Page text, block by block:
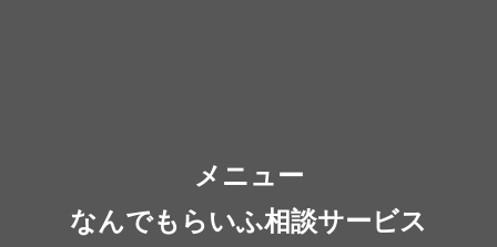
メニュー
なんでもらいふ相談サービス